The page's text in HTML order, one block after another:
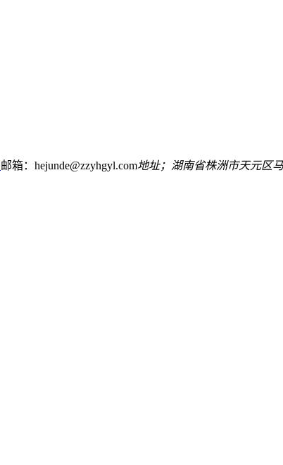
邮箱：hejunde@zzyhgyl.com地址；湖南省株洲市天元区